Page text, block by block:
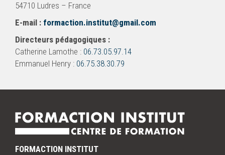
54710 Ludres – France
E-mail : formaction.institut@gmail.com
Directeurs pédagogiques :
Catherine Lamothe : 06.73.05.97.14
Emmanuel Henry : 06.75.38.30.79
FORMACTION INSTITUT